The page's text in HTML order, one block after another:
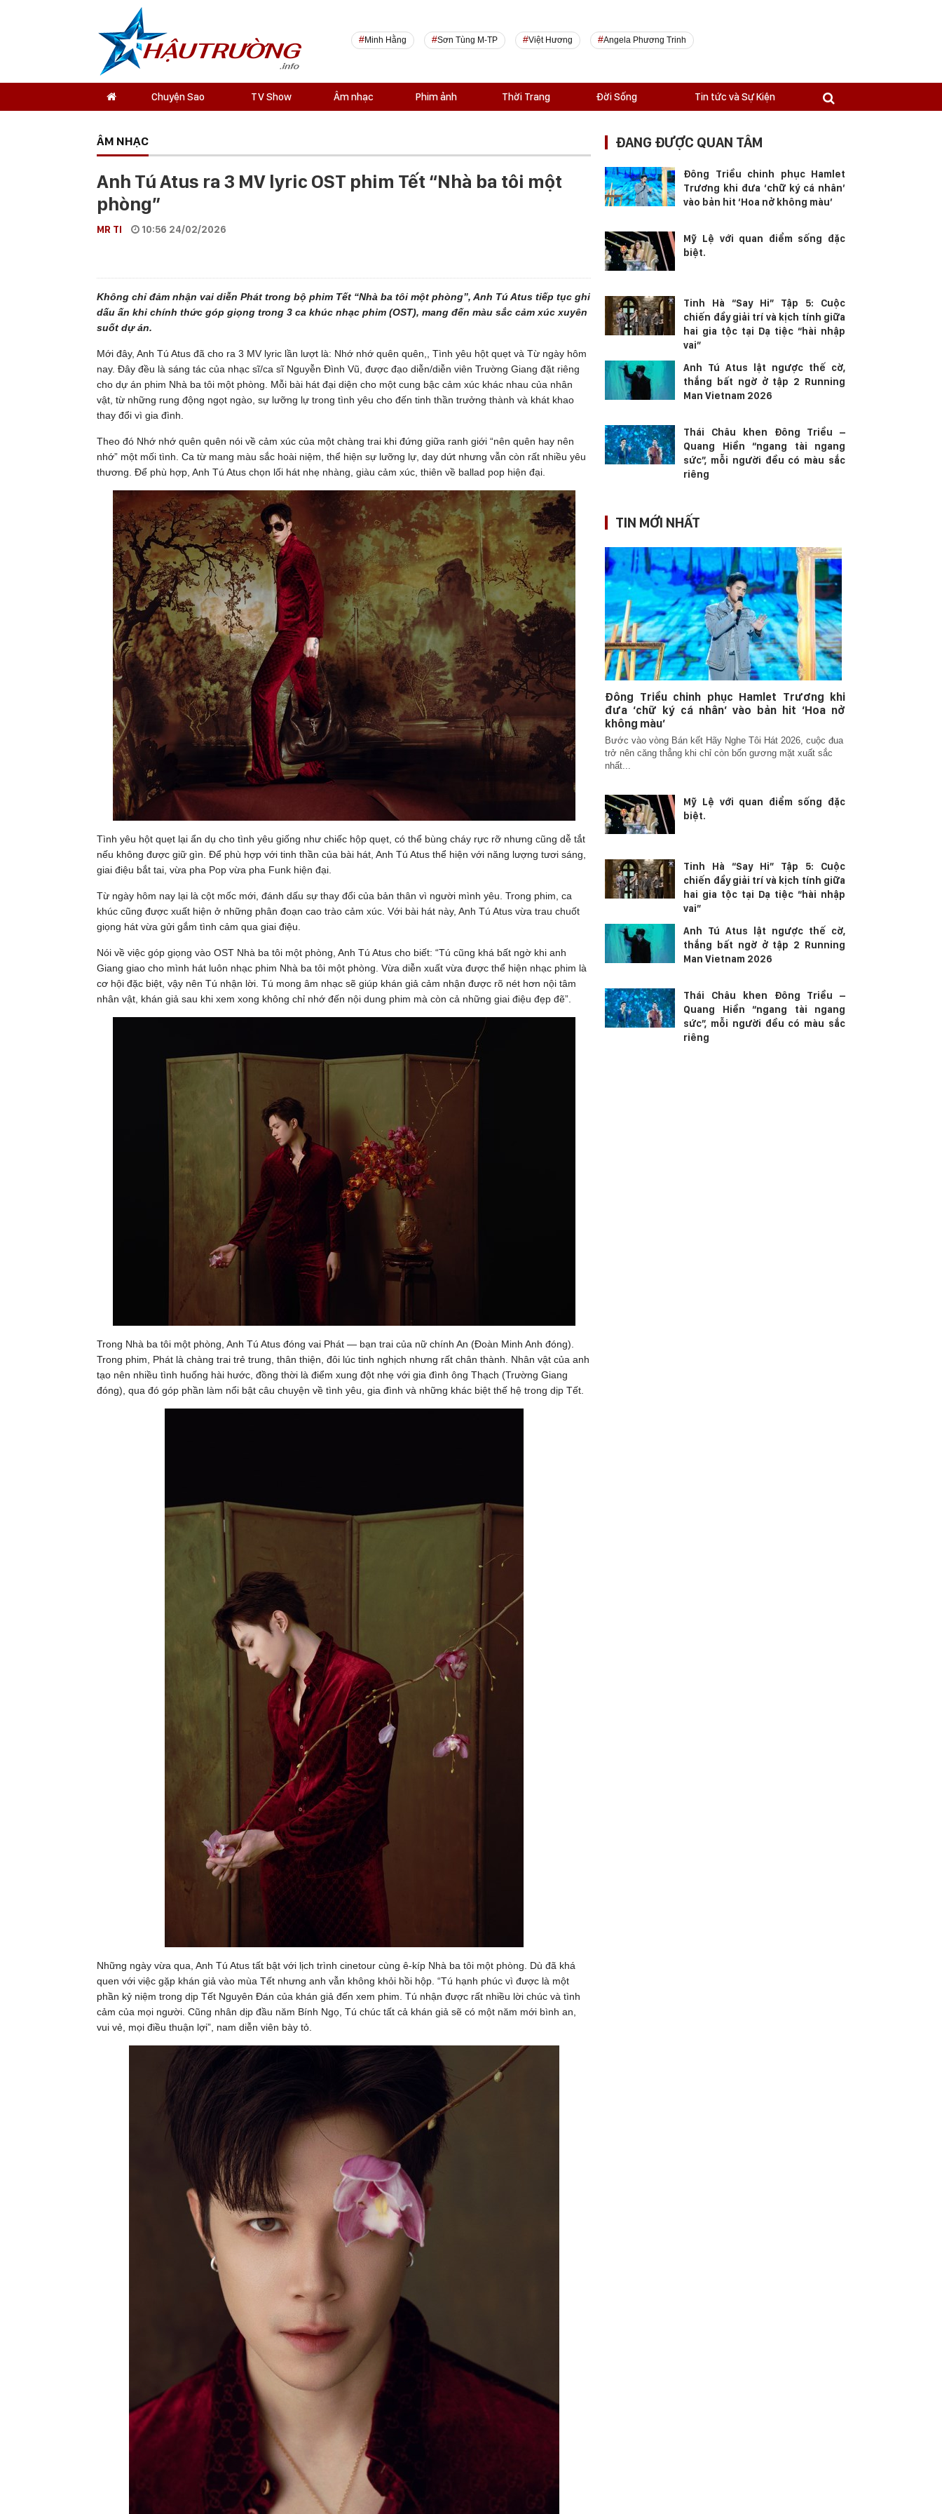
Minh Hằng Sơn Tùng M-TP Việt Hương Angela Phương Trinh
Chuyện Sao TV Show Âm nhạc Phim ảnh Thời Trang Đời Sống Tin tức và Sự Kiện
ÂM NHẠC
Anh Tú Atus ra 3 MV lyric OST phim Tết “Nhà ba tôi một
phòng”
MR TI 10:56 24/02/2026
Không chỉ đảm nhận vai diễn Phát trong bộ phim Tết “Nhà ba tôi một phòng”, Anh Tú Atus tiếp tục ghi
dấu ấn khi chính thức góp giọng trong 3 ca khúc nhạc phim (OST), mang đến màu sắc cảm xúc xuyên
suốt dự án.
Mới đây, Anh Tú Atus đã cho ra 3 MV lyric lần lượt là: Nhớ nhớ quên quên,, Tình yêu hột quẹt và Từ ngày hôm
nay. Đây đều là sáng tác của nhạc sĩ/ca sĩ Nguyễn Đình Vũ, được đạo diễn/diễn viên Trường Giang đặt riêng
cho dự án phim Nhà ba tôi một phòng. Mỗi bài hát đại diện cho một cung bậc cảm xúc khác nhau của nhân
vật, từ những rung động ngọt ngào, sự lưỡng lự trong tình yêu cho đến tinh thần trưởng thành và khát khao
thay đổi vì gia đình.
Theo đó Nhớ nhớ quên quên nói về cảm xúc của một chàng trai khi đứng giữa ranh giới “nên quên hay nên
nhớ” một mối tình. Ca từ mang màu sắc hoài niệm, thể hiện sự lưỡng lự, day dứt nhưng vẫn còn rất nhiều yêu
thương. Để phù hợp, Anh Tú Atus chọn lối hát nhẹ nhàng, giàu cảm xúc, thiên về ballad pop hiện đại.
Tình yêu hột quẹt lại ẩn dụ cho tình yêu giống như chiếc hộp quẹt, có thể bùng cháy rực rỡ nhưng cũng dễ tắt
nếu không được giữ gìn. Để phù hợp với tinh thần của bài hát, Anh Tú Atus thể hiện với năng lượng tươi sáng,
giai điệu bắt tai, vừa pha Pop vừa pha Funk hiện đại.
Từ ngày hôm nay lại là cột mốc mới, đánh dấu sự thay đổi của bản thân vì người mình yêu. Trong phim, ca
khúc cũng được xuất hiện ở những phân đoạn cao trào cảm xúc. Với bài hát này, Anh Tú Atus vừa trau chuốt
giọng hát vừa gửi gắm tình cảm qua giai điệu.
Nói về việc góp giọng vào OST Nhà ba tôi một phòng, Anh Tú Atus cho biết: “Tú cũng khá bất ngờ khi anh
Giang giao cho mình hát luôn nhạc phim Nhà ba tôi một phòng. Vừa diễn xuất vừa được thể hiện nhạc phim là
cơ hội đặc biệt, vậy nên Tú nhận lời. Tú mong âm nhạc sẽ giúp khán giả cảm nhận được rõ nét hơn nội tâm
nhân vật, khán giả sau khi xem xong không chỉ nhớ đến nội dung phim mà còn cả những giai điệu đẹp đẽ”.
Trong Nhà ba tôi một phòng, Anh Tú Atus đóng vai Phát — bạn trai của nữ chính An (Đoàn Minh Anh đóng).
Trong phim, Phát là chàng trai trẻ trung, thân thiện, đôi lúc tinh nghịch nhưng rất chân thành. Nhân vật của anh
tạo nên nhiều tình huống hài hước, đồng thời là điểm xung đột nhẹ với gia đình ông Thạch (Trường Giang
đóng), qua đó góp phần làm nổi bật câu chuyện về tình yêu, gia đình và những khác biệt thế hệ trong dịp Tết.
Những ngày vừa qua, Anh Tú Atus tất bật với lịch trình cinetour cùng ê-kíp Nhà ba tôi một phòng. Dù đã khá
quen với việc gặp khán giả vào mùa Tết nhưng anh vẫn không khỏi hồi hộp. “Tú hạnh phúc vì được là một
phần kỷ niệm trong dịp Tết Nguyên Đán của khán giả đến xem phim. Tú nhận được rất nhiều lời chúc và tình
cảm của mọi người. Cũng nhân dịp đầu năm Bính Ngọ, Tú chúc tất cả khán giả sẽ có một năm mới bình an,
vui vẻ, mọi điều thuận lợi”, nam diễn viên bày tỏ.
ĐANG ĐƯỢC QUAN TÂM
Đông Triều chinh phục Hamlet
Trương khi đưa ‘chữ ký cá nhân’
vào bản hit ‘Hoa nở không màu’
Mỹ Lệ với quan điểm sống đặc
biệt.
Tinh Hà “Say Hi” Tập 5: Cuộc
chiến đầy giải trí và kịch tính giữa
hai gia tộc tại Dạ tiệc “hài nhập
vai”
Anh Tú Atus lật ngược thế cờ,
thắng bất ngờ ở tập 2 Running
Man Vietnam 2026
Thái Châu khen Đông Triều –
Quang Hiền “ngang tài ngang
sức”, mỗi người đều có màu sắc
riêng
TIN MỚI NHẤT
Đông Triều chinh phục Hamlet Trương khi
đưa ‘chữ ký cá nhân’ vào bản hit ‘Hoa nở
không màu’
Bước vào vòng Bán kết Hãy Nghe Tôi Hát 2026, cuộc đua
trở nên căng thẳng khi chỉ còn bốn gương mặt xuất sắc
nhất...
Mỹ Lệ với quan điểm sống đặc
biệt.
Tinh Hà “Say Hi” Tập 5: Cuộc
chiến đầy giải trí và kịch tính giữa
hai gia tộc tại Dạ tiệc “hài nhập
vai”
Anh Tú Atus lật ngược thế cờ,
thắng bất ngờ ở tập 2 Running
Man Vietnam 2026
Thái Châu khen Đông Triều –
Quang Hiền “ngang tài ngang
sức”, mỗi người đều có màu sắc
riêng